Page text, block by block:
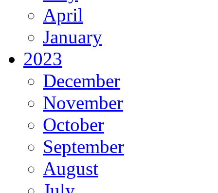
April
January
2023
December
November
October
September
August